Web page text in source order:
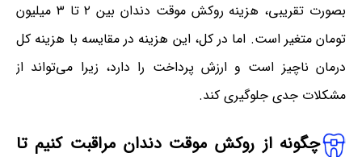
بصورت تقریبی، هزینه روکش موقت دندان بین ۲ تا ۳ میلیون
تومان متغیر است. اما در کل، این هزینه در مقایسه با هزینه کل
درمان ناچیز است و ارزش پرداخت را دارد، زیرا می‌تواند از
مشکلات جدی جلوگیری کند.
چگونه از روکش موقت دندان مراقبت کنیم تا